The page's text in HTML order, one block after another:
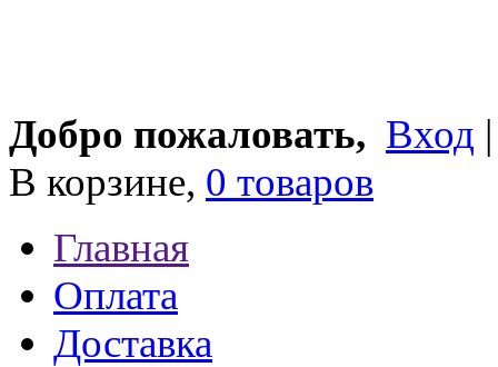
Добро пожаловать, Вход
В корзине, 0 товаров
Главная
Оплата
Доставка